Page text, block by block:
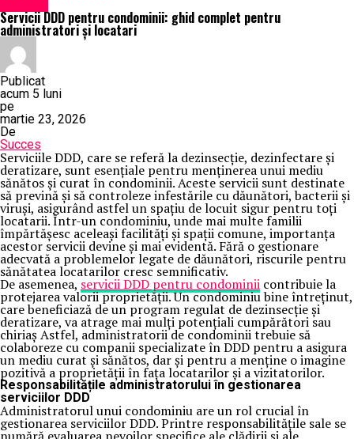
Servicii DDD pentru condominii: ghid complet pentru
administratori și locatari
Publicat
acum 5 luni
pe
martie 23, 2026
De
Succes
Serviciile DDD, care se referă la dezinsecție, dezinfectare și
deratizare, sunt esențiale pentru menținerea unui mediu
sănătos și curat în condominii. Aceste servicii sunt destinate
să prevină și să controleze infestările cu dăunători, bacterii și
viruși, asigurând astfel un spațiu de locuit sigur pentru toți
locatarii. Într-un condominiu, unde mai multe familii
împărtășesc aceleași facilități și spații comune, importanța
acestor servicii devine și mai evidentă. Fără o gestionare
adecvată a problemelor legate de dăunători, riscurile pentru
sănătatea locatarilor cresc semnificativ.
De asemenea, servicii DDD pentru condominii contribuie la
protejarea valorii proprietății. Un condominiu bine întreținut,
care beneficiază de un program regulat de dezinsecție și
deratizare, va atrage mai mulți potențiali cumpărători sau
chiriaș Astfel, administratorii de condominii trebuie să
colaboreze cu companii specializate în DDD pentru a asigura
un mediu curat și sănătos, dar și pentru a menține o imagine
pozitivă a proprietății în fața locatarilor și a vizitatorilor.
Responsabilitățile administratorului în gestionarea
serviciilor DDD
Administratorul unui condominiu are un rol crucial în
gestionarea serviciilor DDD. Printre responsabilitățile sale se